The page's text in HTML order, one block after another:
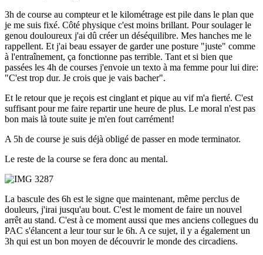
3h de course au compteur et le kilométrage est pile dans le plan que
je me suis fixé. Côté physique c'est moins brillant. Pour soulager le
genou douloureux j'ai dû créer un déséquilibre. Mes hanches me le
rappellent. Et j'ai beau essayer de garder une posture "juste" comme
à l'entraînement, ça fonctionne pas terrible. Tant et si bien que
passées les 4h de courses j'envoie un texto à ma femme pour lui dire:
"C'est trop dur. Je crois que je vais bacher".
Et le retour que je reçois est cinglant et pique au vif m'a fierté. C'est
suffisant pour me faire repartir une heure de plus. Le moral n'est pas
bon mais là toute suite je m'en fout carrément!
A 5h de course je suis déjà obligé de passer en mode terminator.
Le reste de la course se fera donc au mental.
La bascule des 6h est le signe que maintenant, même perclus de
douleurs, j'irai jusqu'au bout. C'est le moment de faire un nouvel
arrêt au stand. C'est à ce moment aussi que mes anciens collegues du
PAC s'élancent a leur tour sur le 6h. A ce sujet, il y a également un
3h qui est un bon moyen de découvrir le monde des circadiens.